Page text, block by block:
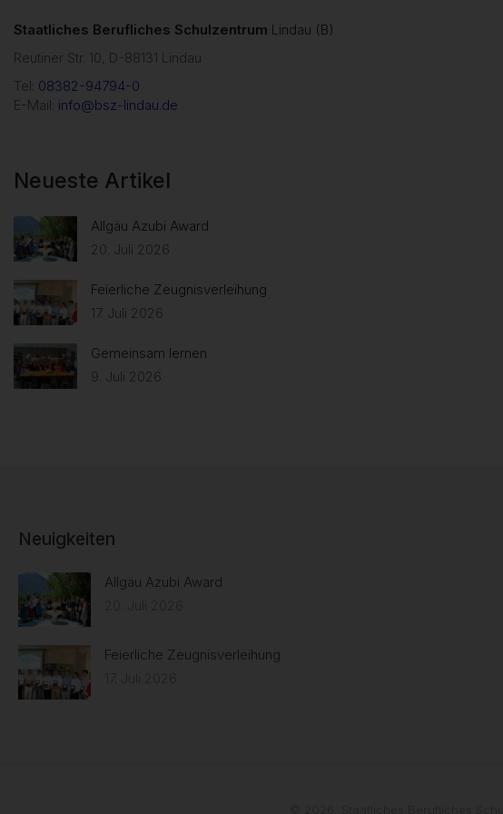
Staatliches Berufliches Schulzentrum Lindau (B)
Reutiner Str. 10, D-88131 Lindau
Tel: 08382-94794-0
E-Mail: info@bsz-lindau.de
Neueste Artikel
Allgäu Azubi Award
20. Juli 2026
Feierliche Zeugnisverleihung
17. Juli 2026
Gemeinsam lernen
9. Juli 2026
Neuigkeiten
Allgäu Azubi Award
Feierliche Zeugnisverleihung